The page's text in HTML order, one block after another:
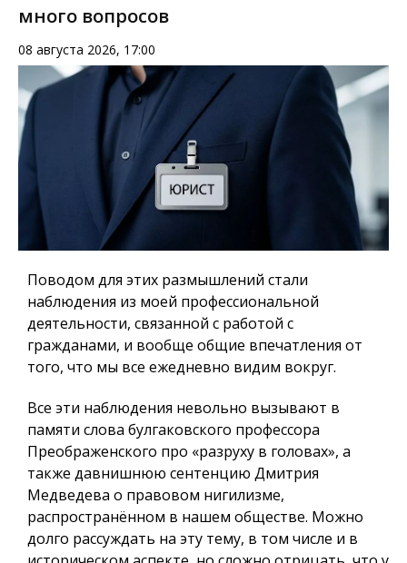
много вопросов
08 августа 2026, 17:00
Поводом для этих размышлений стали
наблюдения из моей профессиональной
деятельности, связанной с работой с
гражданами, и вообще общие впечатления от
того, что мы все ежедневно видим вокруг.
Все эти наблюдения невольно вызывают в
памяти слова булгаковского профессора
Преображенского про «разруху в головах», а
также давнишнюю сентенцию Дмитрия
Медведева о правовом нигилизме,
распространённом в нашем обществе. Можно
долго рассуждать на эту тему, в том числе и в